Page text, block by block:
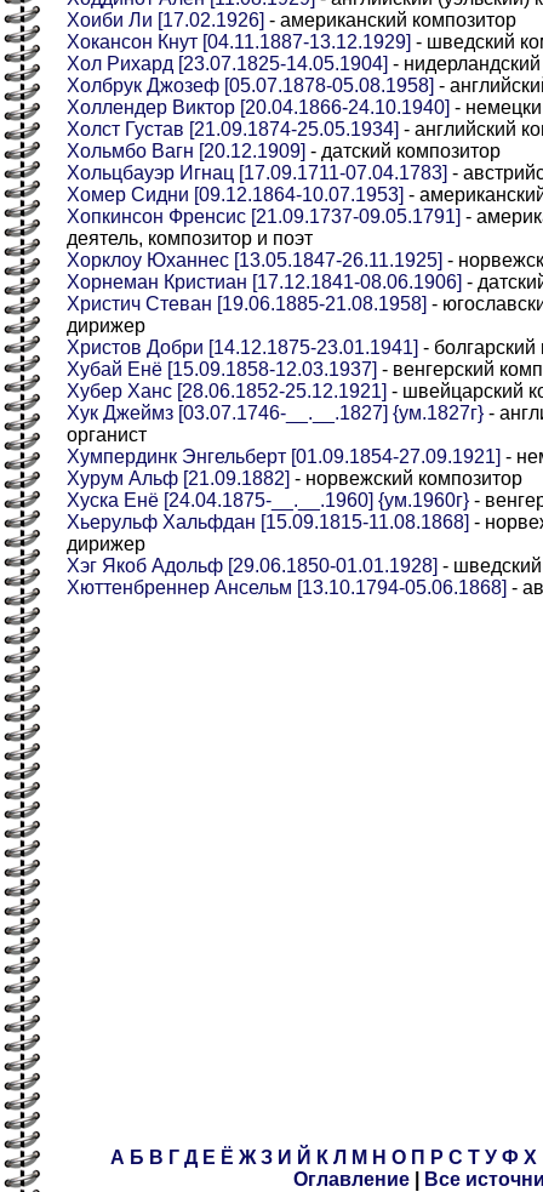
Хоиби Ли [17.02.1926] - американский композитор
Хокансон Кнут [04.11.1887-13.12.1929] - шведский
Хол Рихард [23.07.1825-14.05.1904] -
Холбрук Джозеф [05.07.1878-05.08.1958] -
Холлендер Виктор [20.04.1866-24.10.1940] -
Холст Густав [21.09.1874-25.05.1934] - английский
Хольмбо Вагн [20.12.1909] - датский композитор
Хольцбауэр Игнац [17.09.1711-07.04.1783] -
Хомер Сидни [09.12.1864-10.07.1953] -
Хопкинсон Френсис [21.09.1737-09.05.1791] -
деятель, композитор и поэт
Хорклоу Юханнес [13.05.1847-26.11.1925] -
Хорнеман Кристиан [17.12.1841-08.06.1906] -
Христич Стеван [19.06.1885-21.08.1958] -
дирижер
Христов Добри [14.12.1875-23.01.1941] - болгарский
Хубай Енё [15.09.1858-12.03.1937] - венгерский
Хубер Ханс [28.06.1852-25.12.1921] - швейцарский
Хук Джеймз [03.07.1746-__.__.1827] {ум.1827г} -
органист
Хумпердинк Энгельберт [01.09.1854-27.09.1921] -
Хурум Альф [21.09.1882] - норвежский композитор
Хуска Енё [24.04.1875-__.__.1960] {ум.1960г} -
Хьерульф Хальфдан [15.09.1815-11.08.1868] -
дирижер
Хэг Якоб Адольф [29.06.1850-01.01.1928] -
Хюттенбреннер Ансельм [13.10.1794-05.06.1868] -
А Б В Г Д Е Ё Ж З И Й К Л М Н О П Р С Т У Ф Х
Оглавление
Все